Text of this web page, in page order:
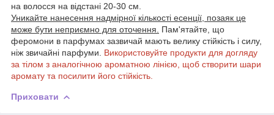
на волосся на відстані 20-30 см.
Уникайте нанесення надмірної кількості есенції, позаяк це
може бути неприємно для оточення.
Пам'ятайте, що
феромони в парфумах зазвичай мають велику стійкість і силу,
ніж звичайні парфуми. Використовуйте продукти для догляду
за тілом з аналогічною ароматною лінією, щоб створити шари
аромату та посилити його стійкість.
Приховати